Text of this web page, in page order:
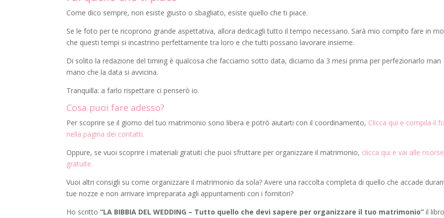
Come dico sempre, non esiste giusto o sbagliato, esiste quello che ti piace.
Se le foto per te ricoprono grande aspettativa, allora dedicagli tutto il tempo necessario. Sarà mio compito fare in
che questi tempi si incastrino perfettamente tra loro e che tutti possano lavorare insieme.
Di solito la redazione del timing è qualcosa che facciamo sotto data, diciamo da 3 mesi prima per perfezionarlo man
mano che la data si avvicina.
Tranquilla: a farlo rispettare ci penserò io.
Cosa puoi fare adesso?
Per scoprire se il giorno del tuo matrimonio sono libera e potrò aiutarti con il coordinamento, Clicca qui e compila il
nella pagina dei contatti.
Oppure, se vuoi scoprire i materiali gratuiti che puoi sfruttare per organizzare il matrimonio, clicca qui e vai alle risorse
gratuite.
Vuoi altri consigli su come organizzare il matrimonio da sola? Avere una raccolta completa di quello che accade
tue nozze e non arrivare impreparata agli appuntamenti con i fornitori?
Ho scritto“LA BIBBIA DEL WEDDING – Tutto quello che devi sapere per organizzare il tuo matrimonio” il